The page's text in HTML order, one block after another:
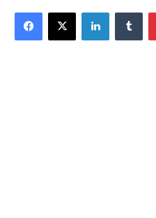
Facebook
X LinkedIn